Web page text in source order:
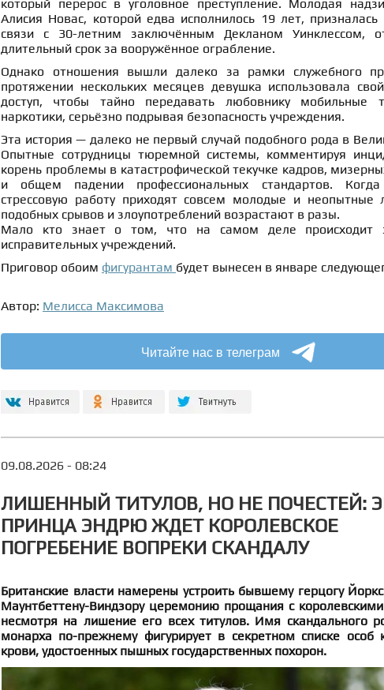
который перерос в уголовное преступление. Молодая
Алисия Новас, которой едва исполнилось 19 лет,
связи с 30-летним заключённым Декланом Уинклессом,
длительный срок за вооружённое ограбление.
Однако отношения вышли далеко за рамки служебного
протяжении нескольких месяцев девушка использовала
доступ, чтобы тайно передавать любовнику мобильные
наркотики, серьёзно подрывая безопасность учреждения.
Эта история — далеко не первый случай подобного рода в
Опытные сотрудницы тюремной системы, комментируя
корень проблемы в катастрофической текучке кадров,
и общем падении профессиональных стандартов.
стрессовую работу приходят совсем молодые и неопытные
подобных срывов и злоупотреблений возрастают в разы.
Мало кто знает о том, что на самом деле происходит
исправительных учреждений.
Приговор обоим фигурантам будет вынесен в январе
Автор: Мелисса Максимова
Читайте нас в телеграм
09.08.2026 - 08:24
ЛИШЕННЫЙ ТИТУЛОВ, НО НЕ ПОЧЕСТЕЙ:
ПРИНЦА ЭНДРЮ ЖДЕТ КОРОЛЕВСКОЕ
ПОГРЕБЕНИЕ ВОПРЕКИ СКАНДАЛУ
Британские власти намерены устроить бывшему герцогу
Маунтбеттену-Виндзору церемонию прощания с
несмотря на лишение его всех титулов. Имя скандального
монарха по-прежнему фигурирует в секретном списке особ
крови, удостоенных пышных государственных похорон.